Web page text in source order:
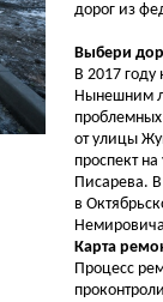
дорог из
Выбери
В 2017
Нынешним
от улицы
проспект
Писарева.
в
Карта
Процесс